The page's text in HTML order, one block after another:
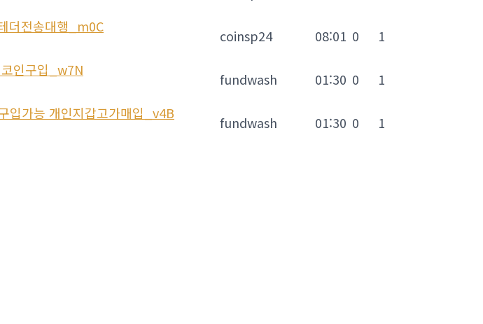
더전송대행_m0C
coinsp24 08:01 0 1
인구입_w7N
fundwash 01:30 0 1
가능 개인지갑고가매입_v4B
fundwash 01:30 0 1